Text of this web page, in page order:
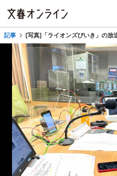
記事 [写真]「ライオンズびいき」の